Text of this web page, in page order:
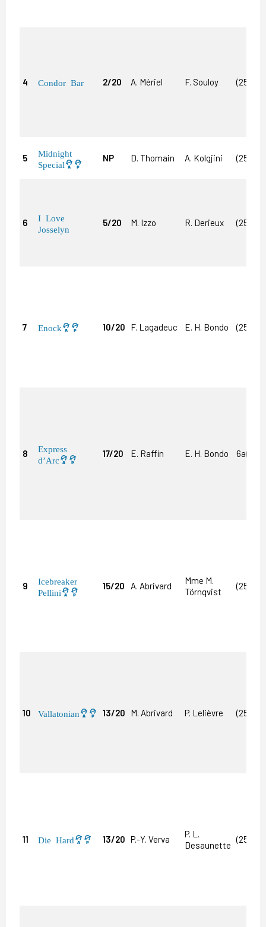
4 Condor Bar 2/20 A. Mériel F. Souloy
5
Midnight
Special
NP D. Thomain A. Kolgjini
6
I Love
Josselyn
5/20 M. Izzo R. Derieux
7 Enock 10/20 F. Lagadeuc E. H. Bondo
8
Express
d’Arc
17/20 E. Raffin E. H. Bondo
9
Icebreaker
Pellini
15/20 A. Abrivard
Mme M.
Törnqvist
10 Vallatonian 13/20 M. Abrivard P. Lelièvre
11 Die Hard 13/20 P.-Y. Verva
P. L.
Desaunette